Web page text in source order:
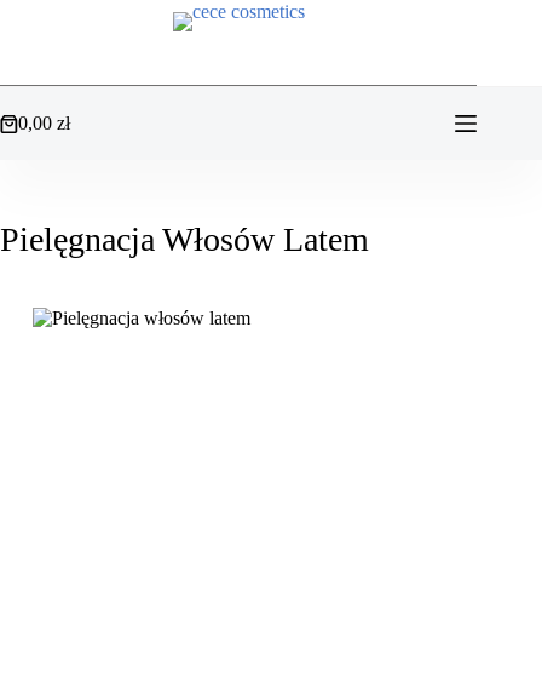
Koszyk
0,00 zł
Pielęgnacja Włosów Latem